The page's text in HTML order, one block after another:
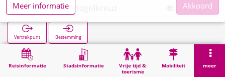
Reisinformatie Stadsinformatie
Vrije tijd &
toerisme
Mobiliteit meer
Dürwiß Zum Hagelkreuz
Vertrekpunt Bestemming
Zoekopracht Dürwiß Zum Hagelkreuz
Meer informatie
Akkoord